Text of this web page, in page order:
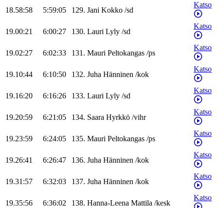
18.58:58 5:59:05 129. Jani Kokko /sd
Katso
19.00:21 6:00:27 130. Lauri Lyly /sd
Katso
19.02:27 6:02:33 131. Mauri Peltokangas /ps
Katso
19.10:44 6:10:50 132. Juha Hänninen /kok
Katso
19.16:20 6:16:26 133. Lauri Lyly /sd
Katso
19.20:59 6:21:05 134. Saara Hyrkkö /vihr
Katso
19.23:59 6:24:05 135. Mauri Peltokangas /ps
Katso
19.26:41 6:26:47 136. Juha Hänninen /kok
Katso
19.31:57 6:32:03 137. Juha Hänninen /kok
Katso
19.35:56 6:36:02 138. Hanna-Leena Mattila /kesk
Katso